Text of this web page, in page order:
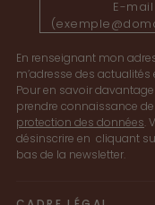
E-mail
En renseignant mon
m’adresse des
Pour en savoir
prendre connaissance
protection des données.
désinscrire en cliquant
bas de la newsletter.